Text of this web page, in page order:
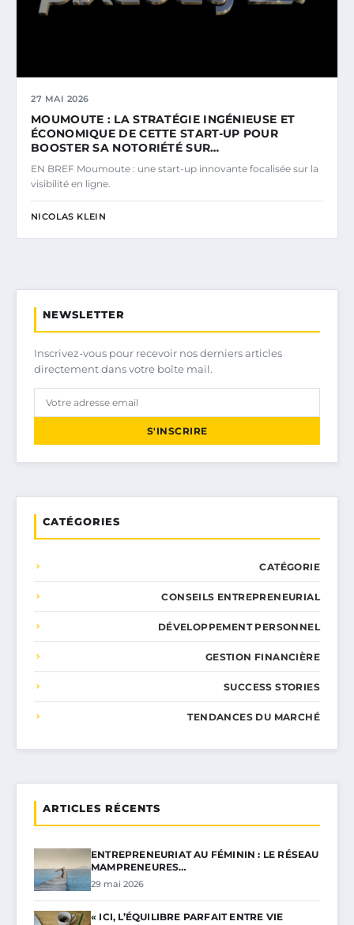
27 MAI 2026
MOUMOUTE : LA STRATÉGIE INGÉNIEUSE ET
ÉCONOMIQUE DE CETTE START-UP POUR
BOOSTER SA NOTORIÉTÉ SUR…
EN BREF Moumoute : une start-up innovante focalisée sur la
visibilité en ligne.
NICOLAS KLEIN
NEWSLETTER
Inscrivez-vous pour recevoir nos derniers articles
directement dans votre boîte mail.
S'INSCRIRE
CATÉGORIES
CATÉGORIE
CONSEILS ENTREPRENEURIAL
DÉVELOPPEMENT PERSONNEL
GESTION FINANCIÈRE
SUCCESS STORIES
TENDANCES DU MARCHÉ
ARTICLES RÉCENTS
ENTREPRENEURIAT AU FÉMININ : LE RÉSEAU
MAMPRENEURES…
29 mai 2026
« ICI, L’ÉQUILIBRE PARFAIT ENTRE VIE